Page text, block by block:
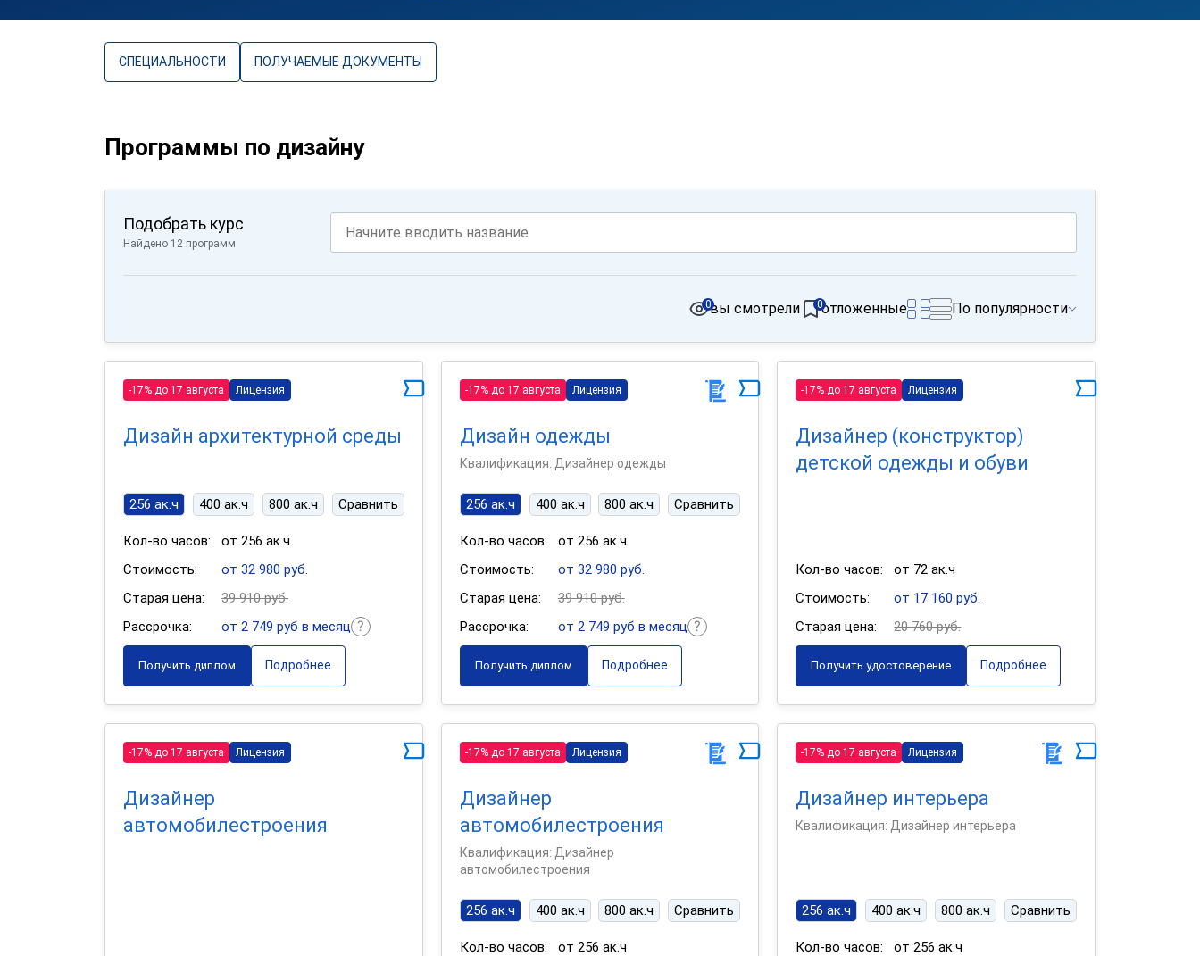
СПЕЦИАЛЬНОСТИ ПОЛУЧАЕМЫЕ ДОКУМЕНТЫ
Программы по дизайну
Подобрать курс
Найдено 12 программ
вы смотрели
0 отложенные
0 По популярности
-17% до 17 августа Лицензия
Дизайн архитектурной среды
256 ак.ч 400 ак.ч 800 ак.ч Сравнить
Кол-во часов:
от 256 ак.ч
Стоимость:
от 32 980 руб.
Старая цена:
39 910 руб.
Рассрочка:
от 2 749 руб в месяц
Получить диплом Подробнее
-17% до 17 августа Лицензия
Дизайн одежды
Квалификация: Дизайнер одежды
256 ак.ч 400 ак.ч 800 ак.ч Сравнить
Кол-во часов:
от 256 ак.ч
Стоимость:
от 32 980 руб.
Старая цена:
39 910 руб.
Рассрочка:
от 2 749 руб в месяц
Получить диплом Подробнее
-17% до 17 августа Лицензия
Дизайнер (конструктор)
детской одежды и обуви
Кол-во часов:
от 72 ак.ч
Стоимость:
от 17 160 руб.
Старая цена:
20 760 руб.
Получить удостоверение Подробнее
-17% до 17 августа Лицензия
Дизайнер
автомобилестроения
-17% до 17 августа Лицензия
Дизайнер
автомобилестроения
Квалификация: Дизайнер
автомобилестроения
256 ак.ч 400 ак.ч 800 ак.ч Сравнить
Кол-во часов:
от 256 ак.ч
-17% до 17 августа Лицензия
Дизайнер интерьера
Квалификация: Дизайнер интерьера
256 ак.ч 400 ак.ч 800 ак.ч Сравнить
Кол-во часов:
от 256 ак.ч